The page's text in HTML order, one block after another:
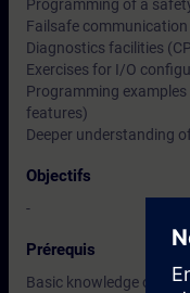
Programming of a
Failsafe
Diagnostics facilities
Exercises for I/O
Programming
features)
Deeper understanding
Objectifs
-
Prérequis
Basic knowledge of